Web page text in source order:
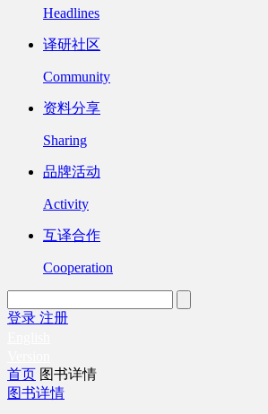
Headlines
译研社区
Community
资料分享
Sharing
品牌活动
Activity
互译合作
Cooperation
登录 注册
首页 图书详情
图书详情